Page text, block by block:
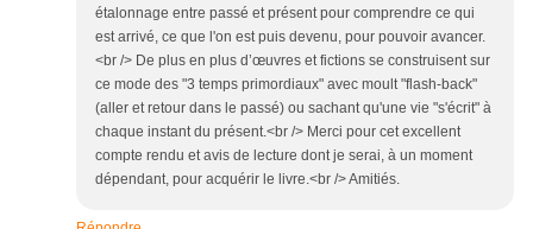
étalonnage entre passé et présent pour comprendre ce qui
est arrivé, ce que l'on est puis devenu, pour pouvoir avancer.
<br /> De plus en plus d’œuvres et fictions se construisent sur
ce mode des "3 temps primordiaux" avec moult "flash-back"
(aller et retour dans le passé) ou sachant qu'une vie "s'écrit" à
chaque instant du présent.<br /> Merci pour cet excellent
compte rendu et avis de lecture dont je serai, à un moment
dépendant, pour acquérir le livre.<br /> Amitiés.